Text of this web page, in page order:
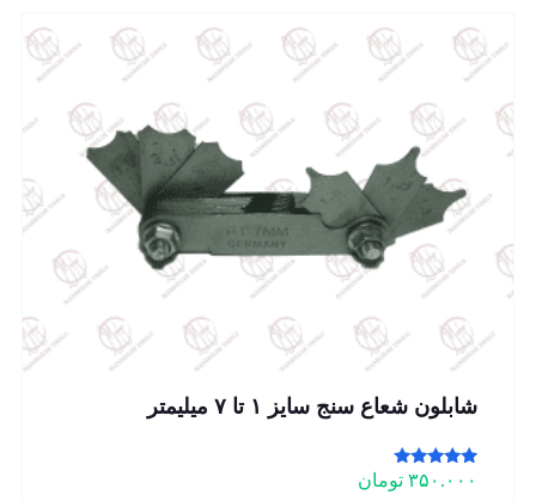
شابلون شعاع سنج سایز ۱ تا ۷ میلیمتر
امتیاز
۳۵۰.۰۰۰ تومان